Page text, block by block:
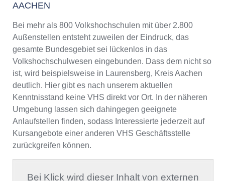
AACHEN
Bei mehr als 800 Volkshochschulen mit über 2.800
Außenstellen entsteht zuweilen der Eindruck, das
gesamte Bundesgebiet sei lückenlos in das
Volkshochschulwesen eingebunden. Dass dem nicht so
ist, wird beispielsweise in Laurensberg, Kreis Aachen
deutlich. Hier gibt es nach unserem aktuellen
Kenntnisstand keine VHS direkt vor Ort. In der näheren
Umgebung lassen sich dahingegen geeignete
Anlaufstellen finden, sodass Interessierte jederzeit auf
Kursangebote einer anderen VHS Geschäftsstelle
zurückgreifen können.
Bei Klick wird dieser Inhalt von externen